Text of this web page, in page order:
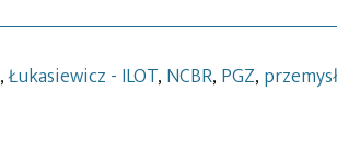
,Łukasiewicz - ILOT, NCBR, PGZ,